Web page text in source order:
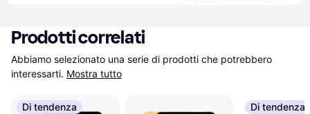
Prodotti correlati
Abbiamo selezionato una serie di prodotti che potrebbero
interessarti. Mostra tutto
Di tendenza Di tendenza